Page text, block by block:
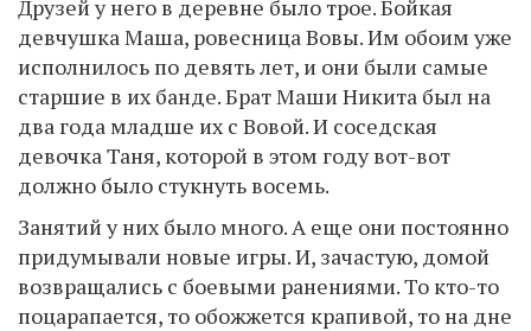
Друзей у него в деревне было трое. Бойкая
девчушка Маша, ровесница Вовы. Им обоим уже
исполнилось по девять лет, и они были самые
старшие в их банде. Брат Маши Никита был на
два года младше их с Вовой. И соседская
девочка Таня, которой в этом году вот-вот
должно было стукнуть восемь.
Занятий у них было много. А еще они постоянно
придумывали новые игры. И, зачастую, домой
возвращались с боевыми ранениями. То кто-то
поцарапается, то обожжется крапивой, то на дне